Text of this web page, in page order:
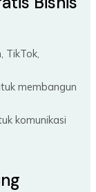
TikTok,
membangun
komunikasi